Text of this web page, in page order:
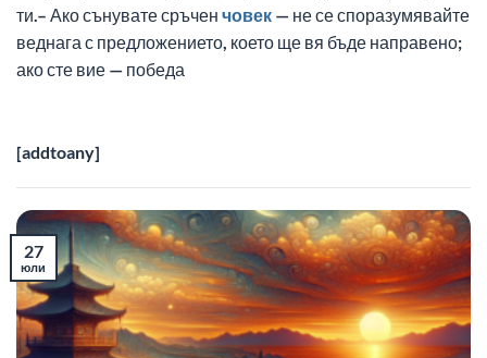
ти.– Ако сънувате сръчен човек — не се споразумявайте
веднага с предложението, което ще вя бъде направено;
ако сте вие — победа
[addtoany]
27
юли